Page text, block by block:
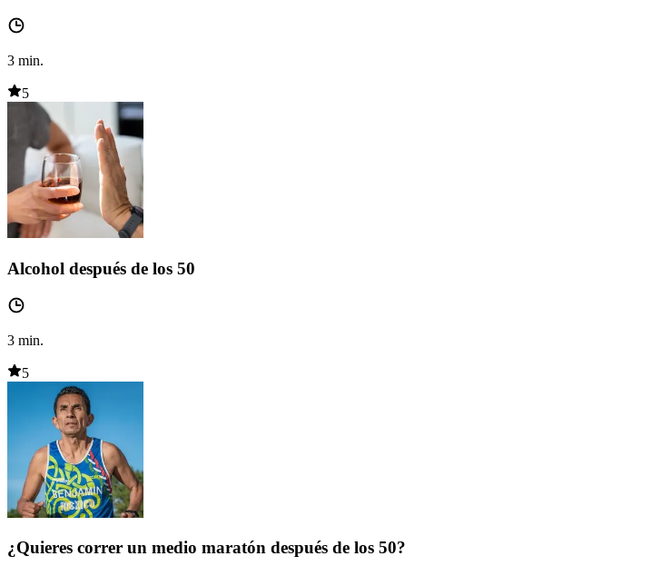
3 min.
5
Alcohol después de los 50
3 min.
5
¿Quieres correr un medio maratón después de los 50?